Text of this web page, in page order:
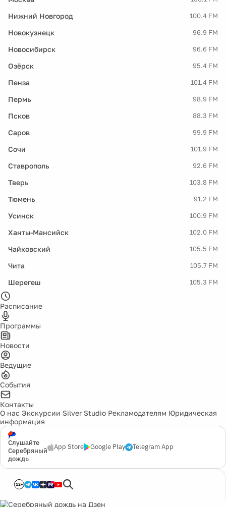
Нижний Новгород 100.4 FM
Новокузнецк 96.9 FM
Новосибирск 96.6 FM
Озёрск 95.4 FM
Пенза 101.4 FM
Пермь 98.9 FM
Псков 88.3 FM
Саров 99.9 FM
Сочи 101.9 FM
Ставрополь 92.6 FM
Тверь 103.8 FM
Тюмень 91.2 FM
Усинск 100.9 FM
Ханты-Мансийск 102.0 FM
Чайковский 105.5 FM
Чита 105.7 FM
Шерегеш 105.3 FM
Расписание
Программы
Новости
Ведущие
События
Контакты
О нас Экскурсии Silver Studio Рекламодателям Юридическая
информация
Слушайте
Серебряный
дождь
App Store Google Play Telegram App
12+